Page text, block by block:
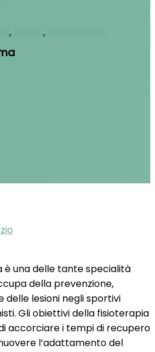
, ,
è una delle tante specialità
della prevenzione,
delle lesioni negli sportivi
Gli obiettivi della fisioterapia
accorciare i tempi di recupero
l’adattamento del